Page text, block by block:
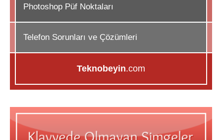
Photoshop Püf Noktaları
Telefon Sorunları ve Çözümleri
Teknobeyin.com